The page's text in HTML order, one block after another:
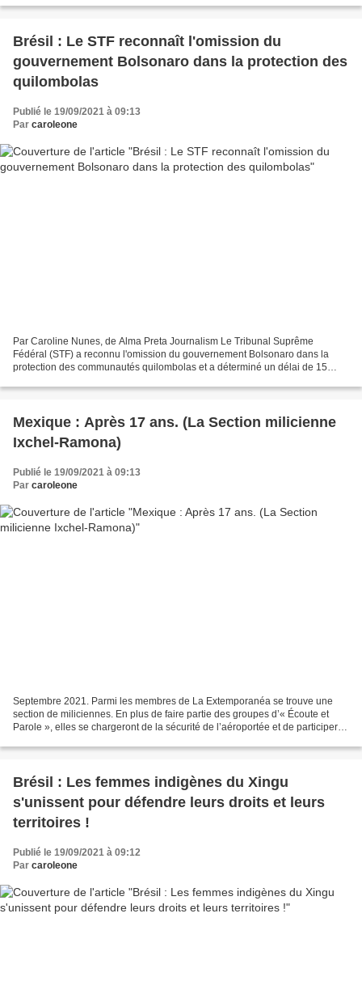
Brésil : Le STF reconnaît l'omission du
gouvernement Bolsonaro dans la protection des
quilombolas
Publié le 19/09/2021 à 09:13
Par caroleone
Par Caroline Nunes, de Alma Preta Journalism Le Tribunal Suprême
Fédéral (STF) a reconnu l'omission du gouvernement Bolsonaro dans la
protection des communautés quilombolas et a déterminé un délai de 15
Mexique : Après 17 ans. (La Section milicienne
Ixchel-Ramona)
Publié le 19/09/2021 à 09:13
Par caroleone
Septembre 2021. Parmi les membres de La Extemporanéa se trouve une
section de miliciennes. En plus de faire partie des groupes d’« Écoute et
Parole », elles se chargeront de la sécurité de l’aéroportée et de participer à
Brésil : Les femmes indigènes du Xingu
s'unissent pour défendre leurs droits et leurs
territoires !
Publié le 19/09/2021 à 09:12
Par caroleone